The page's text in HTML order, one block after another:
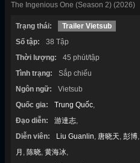
The Ingenious One (Season 2) (2026)
Trạng thái:
Trailer Vietsub
Số tập:
38 Tập
Thời lượng:
45 phút/tập
Tình trạng:
Sắp chiếu
Ngôn ngữ:
Vietsub
Quốc gia:
Trung Quốc,
Đạo diễn:
游達志,
Diễn viên:
Liu Guanlin, 唐晓天, 彭博,
月 , 陈晓, 黄海冰,